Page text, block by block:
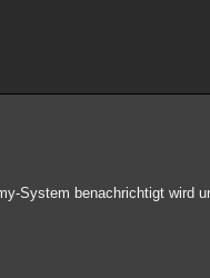
System benachrichtigt wird